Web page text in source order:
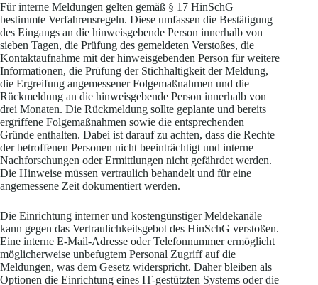
Für interne Meldungen gelten gemäß § 17 HinSchG
bestimmte Verfahrensregeln. Diese umfassen die Bestätigung
des Eingangs an die hinweisgebende Person innerhalb von
sieben Tagen, die Prüfung des gemeldeten Verstoßes, die
Kontaktaufnahme mit der hinweisgebenden Person für weitere
Informationen, die Prüfung der Stichhaltigkeit der Meldung,
die Ergreifung angemessener Folgemaßnahmen und die
Rückmeldung an die hinweisgebende Person innerhalb von
drei Monaten. Die Rückmeldung sollte geplante und bereits
ergriffene Folgemaßnahmen sowie die entsprechenden
Gründe enthalten. Dabei ist darauf zu achten, dass die Rechte
der betroffenen Personen nicht beeinträchtigt und interne
Nachforschungen oder Ermittlungen nicht gefährdet werden.
Die Hinweise müssen vertraulich behandelt und für eine
angemessene Zeit dokumentiert werden.
Die Einrichtung interner und kostengünstiger Meldekanäle
kann gegen das Vertraulichkeitsgebot des HinSchG verstoßen.
Eine interne E-Mail-Adresse oder Telefonnummer ermöglicht
möglicherweise unbefugtem Personal Zugriff auf die
Meldungen, was dem Gesetz widerspricht. Daher bleiben als
Optionen die Einrichtung eines IT-gestützten Systems oder die